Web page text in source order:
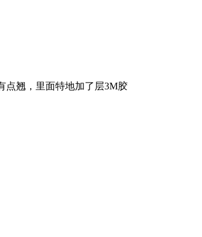
点翘，里面特地加了层3M胶